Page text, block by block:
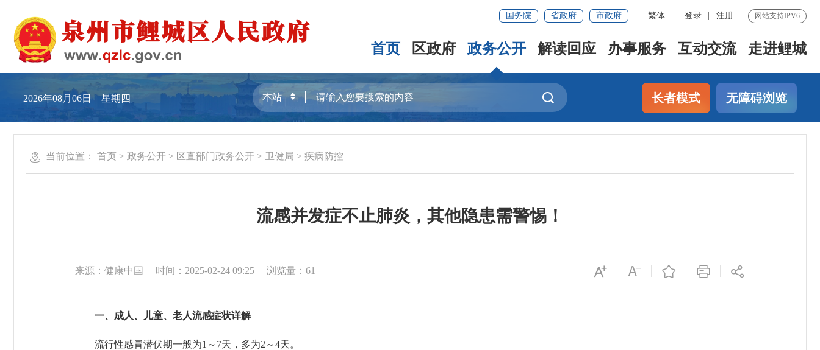
国务院 省政府 市政府 繁体 登录 注册 网站支持IPV6
首页 区政府 政务公开 解读回应 办事服务 互动交流 走进鲤城
2026年08月06日 星期四 长者模式 无障碍浏览
当前位置： 首页 > 政务公开 > 区直部门政务公开 > 卫健局 > 疾病防控
流感并发症不止肺炎，其他隐患需警惕！
来源：健康中国 时间：2025-02-24 09:25 浏览量： 61
一、成人、儿童、老人流感症状详解
流行性感冒潜伏期一般为1～7天，多为2～4天。